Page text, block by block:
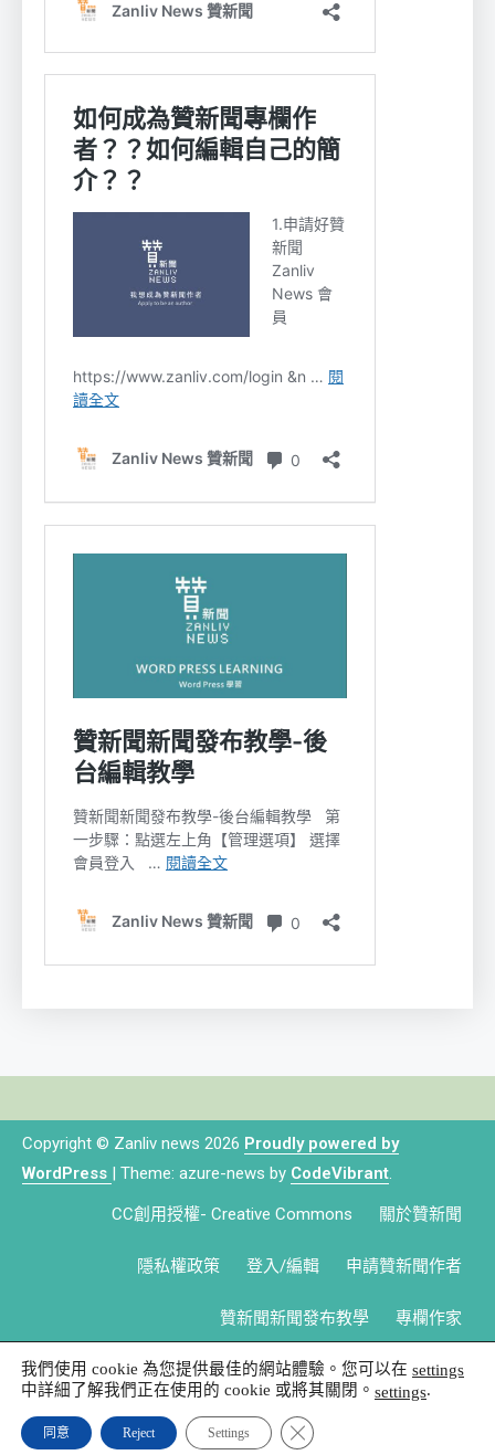
Copyright © Zanliv news 2026 Proudly powered by
WordPress | Theme: azure-news by CodeVibrant.
CC創用授權- Creative Commons 關於贊新聞
隱私權政策 登入/編輯 申請贊新聞作者
贊新聞新聞發布教學 專欄作家
我們使用 cookie 為您提供最佳的網站體驗。您可以在 settings
中詳細了解我們正在使用的 cookie 或將其關閉。 settings.
同意 Reject Settings Close GDPR Cookie Banner